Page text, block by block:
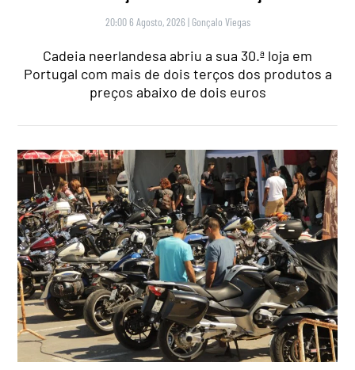
20:00 6 Agosto, 2026 | Gonçalo Viegas
Cadeia neerlandesa abriu a sua 30.ª loja em
Portugal com mais de dois terços dos produtos a
preços abaixo de dois euros